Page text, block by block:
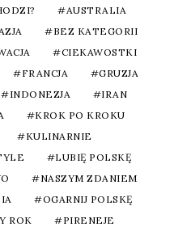
AUSTRALIA
AZJA
BEZ KATEGORII
CIEKAWOSTKI
FRANCJA
GRUZJA
INDONEZJA
IRAN
KROK PO KROKU
KULINARNIE
LUBIĘ POLSKĘ
NASZYM ZDANIEM
OGARNIJ POLSKĘ
ROK
PIRENEJE